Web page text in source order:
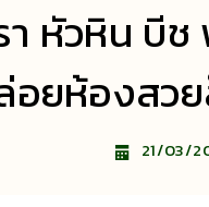
า หัวหิน บี
อยห้องสว
21/03/